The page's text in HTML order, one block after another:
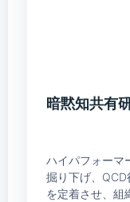
暗黙知共有
ハイパフォーマ
掘り下げ、
を定着させ、組